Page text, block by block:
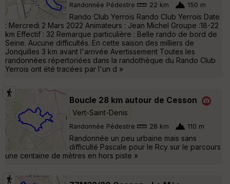
Randonnée Pédestre 22 km 150 m
Rando Club Yerrois Rando Club Yerrois Date
: Mercredi 2 Mars 2022 Animateurs : Jean Michel Groupe :18-22
km Effectif : 32 Remarque particulière : Belle rando de bord de
Seine. Aucune difficultés. En cette saison des milliers de
Jonquilles 3 km avant l'arrivée Avertissement Toutes les
randonnées répertoriées dans la randothèque du Rando Club
Yerrois ont été tracées par l'un d »
Boucle 28 km autour de Cesson
Vert-Saint-Denis
Randonnée Pédestre 28 km 110 m
Randonnée un peu urbaine mais sans
difficulté Pascale pour le Rcy sur le parcours
une centaine de mètres en hors piste »